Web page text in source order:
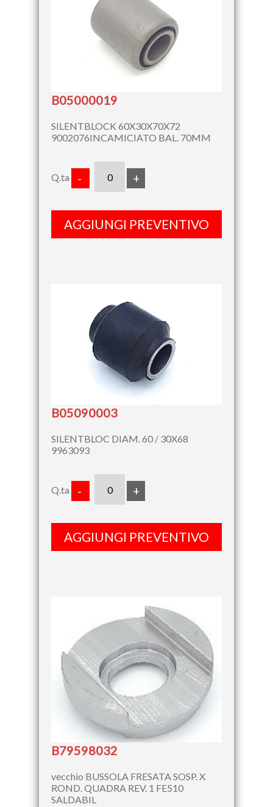
B05000019
SILENTBLOCK 60X30X70X72
9002076INCAMICIATO BAL. 70MM
Q.ta - +
AGGIUNGI PREVENTIVO
B05090003
SILENTBLOC DIAM. 60 / 30X68
9963093
Q.ta - +
AGGIUNGI PREVENTIVO
B79598032
vecchio BUSSOLA FRESATA SOSP. X
ROND. QUADRA REV. 1 FE510
SALDABIL